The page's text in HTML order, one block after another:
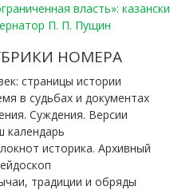
власть»:
П. П. Пущин
НОМЕРА
страницы истории
в судьбах и документах
Суждения. Версии
календарь
историка. Архивный
традиции и обряды